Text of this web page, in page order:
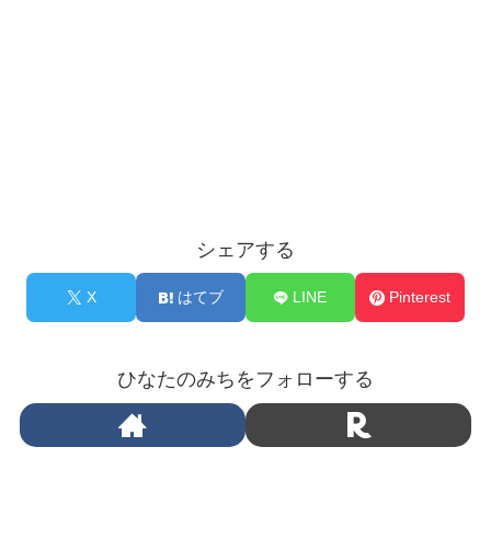
シェアする
X はてブ LINE Pinterest
ひなたのみちをフォローする